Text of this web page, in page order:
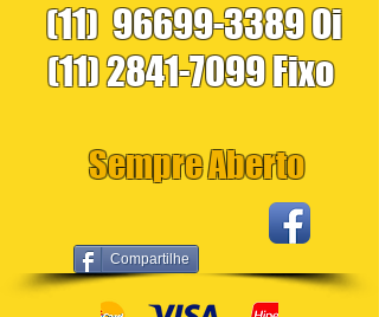
Compartilhe
(11) 96699-3389Oi
(11) 2841-7099Fixo
Sempre Aberto